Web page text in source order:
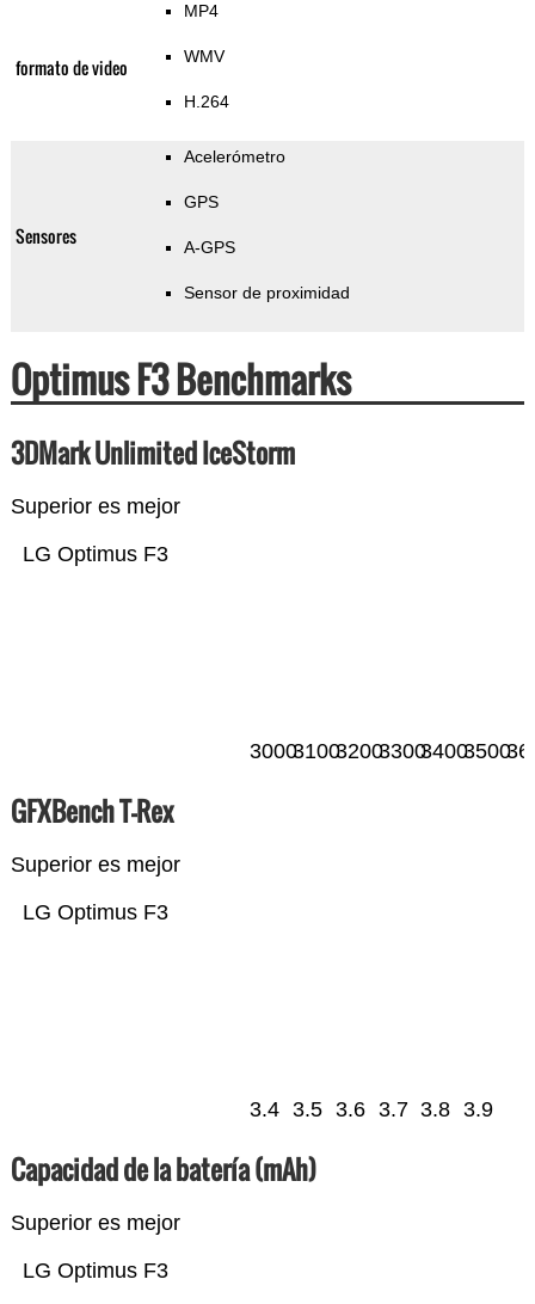
formato de video
MP4
WMV
H.264
Sensores
Acelerómetro
GPS
A-GPS
Sensor de proximidad
Optimus F3 Benchmarks
3DMark Unlimited IceStorm
Superior es mejor
LG Optimus F3
300031003200330034003500
GFXBench T-Rex
Superior es mejor
LG Optimus F3
3.4 3.5 3.6 3.7 3.8 3.9
Capacidad de la batería (mAh)
Superior es mejor
LG Optimus F3